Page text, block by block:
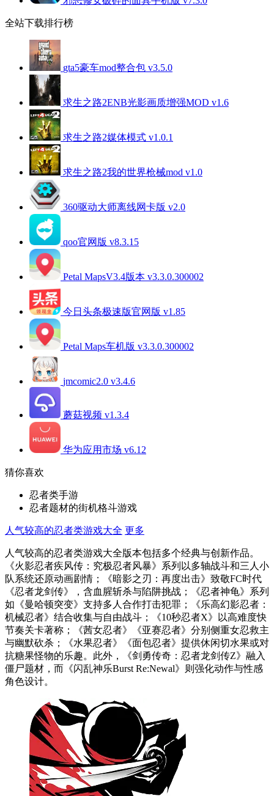
全站下载排行榜
gta5豪车mod整合包 v3.5.0
求生之路2ENB光影画质增强MOD v1.6
求生之路2媒体模式 v1.0.1
求生之路2我的世界枪械mod v1.0
360驱动大师离线网卡版 v2.0
qoo官网版 v8.3.15
Petal MapsV3.4版本 v3.3.0.300002
今日头条极速版官网版 v1.85
Petal Maps车机版 v3.3.0.300002
jmcomic2.0 v3.4.6
蘑菇视频 v1.3.4
华为应用市场 v6.12
猜你喜欢
忍者类手游
忍者题材的街机格斗游戏
人气较高的忍者类游戏大全 更多
人气较高的忍者类游戏大全版本包括多个经典与创新作品。
《火影忍者疾风传：究极忍者风暴》系列以多轴战斗和三人小
队系统还原动画剧情；《暗影之刃：再度出击》致敬FC时代
《忍者龙剑传》，含血腥斩杀与陷阱挑战；《忍者神龟》系列
如《曼哈顿突变》支持多人合作打击犯罪；《乐高幻影忍者：
机械忍者》结合收集与自由战斗；《10秒忍者X》以高难度快
节奏关卡著称；《茜女忍者》《亚赛忍者》分别侧重女忍救主
与幽默砍杀；《水果忍者》《面包忍者》提供休闲切水果或对
抗糖果怪物的乐趣。此外，《剑勇传奇：忍者龙剑传Z》融入
僵尸题材，而《闪乱神乐Burst Re:Newal》则强化动作与性感
角色设计。